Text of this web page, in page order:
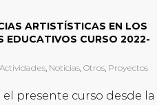
ARTISTÍSTICAS EN LOS
EDUCATIVOS CURSO 2022-
Actividades, Noticias, Otros, Proyectos
presente curso desde la